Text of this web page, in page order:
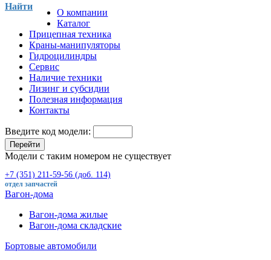
Найти
О компании
Каталог
Прицепная техника
Краны-манипуляторы
Гидроцилиндры
Сервис
Наличие техники
Лизинг и субсидии
Полезная информация
Контакты
Введите код модели:
Перейти
Модели с таким номером не существует
+7 (351) 211-59-56 (доб. 114)
отдел запчастей
Вагон-дома
Вагон-дома жилые
Вагон-дома складские
Бортовые автомобили